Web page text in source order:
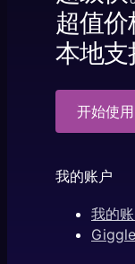
超值价
本地支
开始使用
我的账户
我的